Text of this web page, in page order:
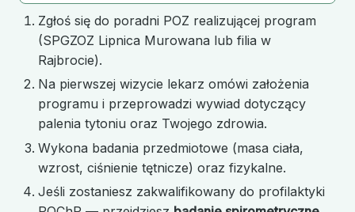
Zgłoś się do poradni POZ realizującej program
(SPGZOZ Lipnica Murowana lub filia w
Rajbrocie).
Na pierwszej wizycie lekarz omówi założenia
programu i przeprowadzi wywiad dotyczący
palenia tytoniu oraz Twojego zdrowia.
Wykona badania przedmiotowe (masa ciała,
wzrost, ciśnienie tętnicze) oraz fizykalne.
Jeśli zostaniesz zakwalifikowany do profilaktyki